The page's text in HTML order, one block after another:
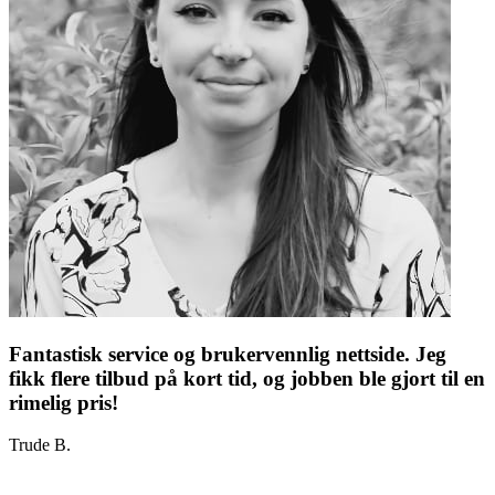
Fantastisk service og brukervennlig nettside. Jeg
fikk flere tilbud på kort tid, og jobben ble gjort til en
rimelig pris!
Trude B.